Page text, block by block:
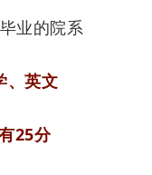
业的院系
、英文
25分